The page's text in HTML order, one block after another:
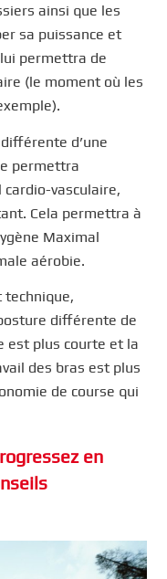
ainsi que les
sa puissance et
permettra de
(le moment où les
d’une
permettra
vasculaire,
Cela permettra à
Maximal
aérobie.
technique,
différente de
est plus courte et la
des bras est plus
de course qui
en